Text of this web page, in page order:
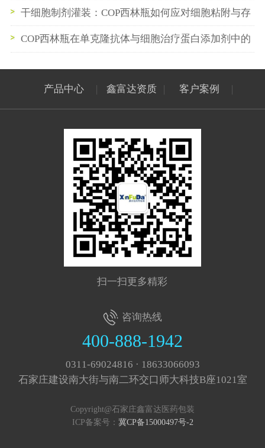
方与工艺适配性研究
干细胞制剂灌装：COP西林瓶如何应对细胞粘附与存
活率挑战？
COP西林瓶在单克隆抗体与细胞治疗蛋白添加剂中的
产品中心 | 鑫富达资质 | 客户案例 |
扫一扫更多精彩
咨询热线
400-888-1942
0311-69024816 · 18633066093
石家庄建设南大街与南二环交口师大科技B座1021室
Copyright@石家庄鑫富达医药包装
ICP备案号： 冀CP备15000497号-2